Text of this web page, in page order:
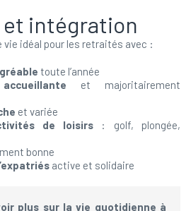
et intégration
vie idéal pour les retraités avec :
toute l’année
et majoritairement
et variée
de loisirs : golf, plongée,
bonne
active et solidaire
plus sur la vie quotidienne à